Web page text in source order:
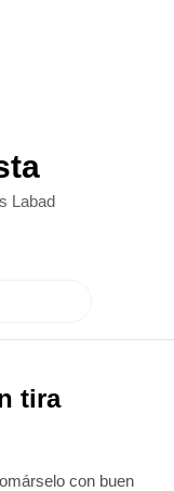
Labad
tira
con buen